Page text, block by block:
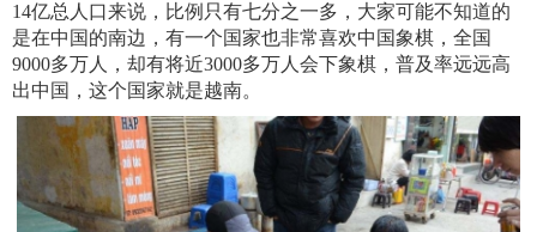
14亿总人口来说，比例只有七分之一多，大家可能不知道的
是在中国的南边，有一个国家也非常喜欢中国象棋，全国
9000多万人，却有将近3000多万人会下象棋，普及率远远高
出中国，这个国家就是越南。